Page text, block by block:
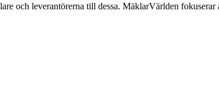
och leverantörerna till dessa. MäklarVärlden